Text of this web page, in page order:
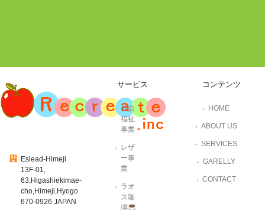
Eslead-Himeji
13F-01,
63,Higashiekimae-
cho,Himeji,Hyogo
670-0926 JAPAN
サービス
社会
福祉
事業
レザ
ー事
業
ラオ
ス珈
琲
コンテンツ
HOME
ABOUT US
SERVICES
GARELLY
CONTACT